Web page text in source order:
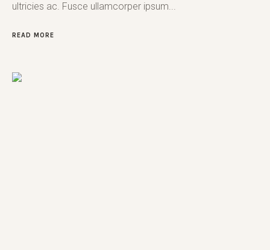
ultricies ac. Fusce ullamcorper ipsum...
READ MORE